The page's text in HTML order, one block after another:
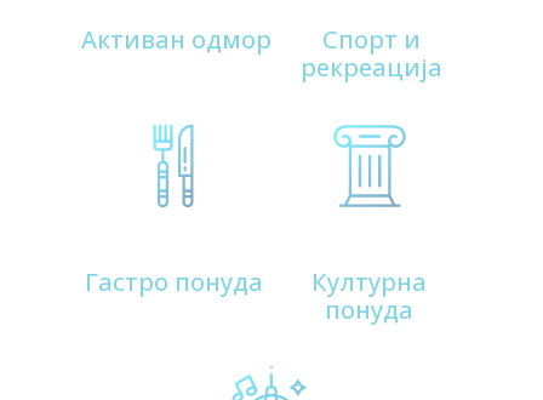
Остале атракције
Активан одмор
Спорт и
рекреација
Гастро понуда
Културна
понуда